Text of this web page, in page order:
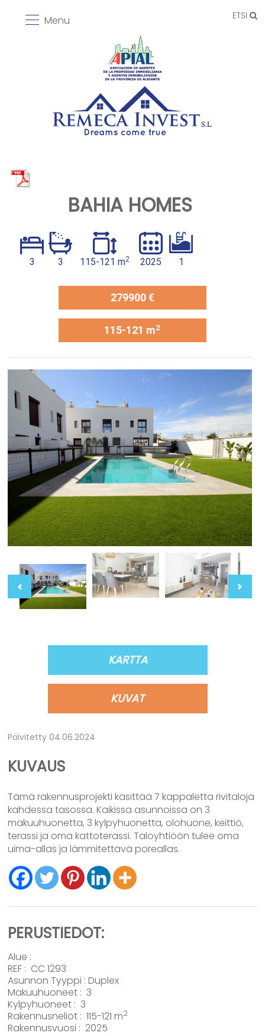
ETSI
Menu
BAHIA HOMES
3 3 115-121 m2 2025 1
279900 €
115-121 m2
KARTTA
KUVAT
Päivitetty 04.06.2024
KUVAUS
Tämä rakennusprojekti käsittää 7 kappaletta rivitaloja
kahdessa tasossa. Kaikissa asunnoissa on 3
makuuhuonetta, 3 kylpyhuonetta, olohuone, keittiö,
terassi ja oma kattoterassi. Taloyhtiöön tulee oma
uima-allas ja lämmitettävä poreallas.
PERUSTIEDOT:
Alue :
REF : CC 1293
Asunnon Tyyppi :Duplex
Makuuhuoneet : 3
Kylpyhuoneet : 3
Rakennusneliöt : 115-121 m2
Rakennusvuosi : 2025